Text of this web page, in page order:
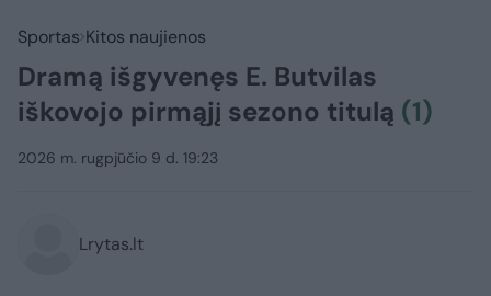
Sportas Kitos naujienos
Dramą išgyvenęs E. Butvilas
iškovojo pirmąjį sezono titulą (1)
2026 m. rugpjūčio 9 d. 19:23
Lrytas.lt